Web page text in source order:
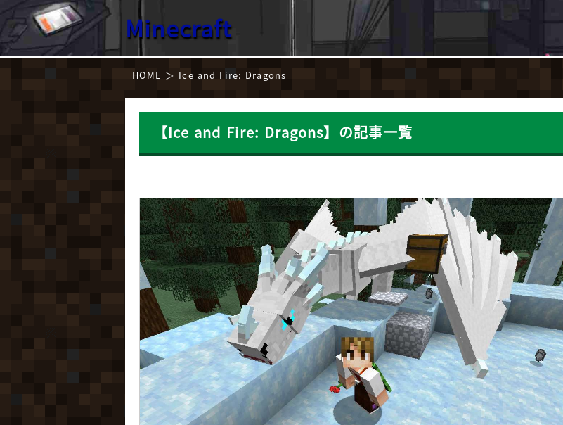
Minecraft
HOME Ice and Fire: Dragons
【Ice and Fire: Dragons】の記事一覧